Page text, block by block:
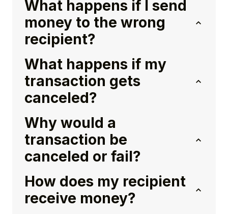
What happens if I send
money to the wrong
recipient?
What happens if my
transaction gets
canceled?
Why would a
transaction be
canceled or fail?
How does my recipient
receive money?